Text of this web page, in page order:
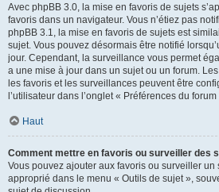
Avec phpBB 3.0, la mise en favoris de sujets
favoris dans un navigateur. Vous n’étiez pas
phpBB 3.1, la mise en favoris de sujets est
sujet. Vous pouvez désormais être notifié
jour. Cependant, la surveillance vous permet
a une mise à jour dans un sujet ou un forum.
les favoris et les surveillances peuvent être
l’utilisateur dans l’onglet « Préférences du forum
Haut
Comment mettre en favoris ou surveiller des
Vous pouvez ajouter aux favoris ou surveiller
approprié dans le menu « Outils de sujet »,